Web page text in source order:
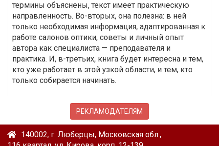
термины объяснены, текст имеет практическую
направленность. Во-вторых, она полезна: в ней
только необходимая информация, адаптированная к
работе салонов оптики, советы и личный опыт
автора как специалиста — преподавателя и
практика. И, в-третьих, книга будет интересна и тем,
кто уже работает в этой узкой области, и тем, кто
только собирается начинать.
РЕКЛАМОДАТЕЛЯМ
140002, г. Люберцы, Московская обл.,